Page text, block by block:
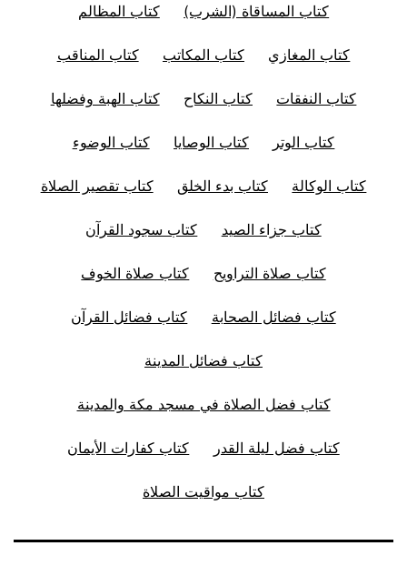
كتاب المساقاة (الشرب) كتاب المظالم
كتاب المغازي كتاب المكاتب كتاب المناقب
كتاب النفقات كتاب النكاح كتاب الهبة وفضلها
كتاب الوتر كتاب الوصايا كتاب الوضوء
كتاب الوكالة كتاب بدء الخلق كتاب تقصير الصلاة
كتاب جزاء الصيد كتاب سجود القرآن
كتاب صلاة التراويح كتاب صلاة الخوف
كتاب فضائل الصحابة كتاب فضائل القرآن
كتاب فضائل المدينة
كتاب فضل الصلاة في مسجد مكة والمدينة
كتاب فضل ليلة القدر كتاب كفارات الأيمان
كتاب مواقيت الصلاة